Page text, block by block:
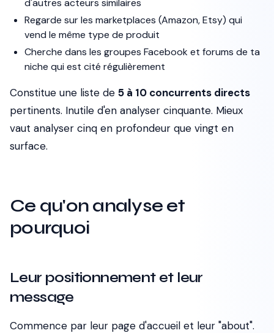
d'autres acteurs similaires
Regarde sur les marketplaces (Amazon, Etsy) qui
vend le même type de produit
Cherche dans les groupes Facebook et forums de ta
niche qui est cité régulièrement
Constitue une liste de 5 à 10 concurrents directs
pertinents. Inutile d'en analyser cinquante. Mieux
vaut analyser cinq en profondeur que vingt en
surface.
Ce qu'on analyse et
pourquoi
Leur positionnement et leur
message
Commence par leur page d'accueil et leur "about".